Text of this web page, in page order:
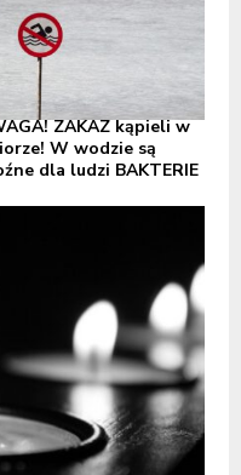
ZAKAZ kąpieli w
W wodzie są
dla ludzi BAKTERIE